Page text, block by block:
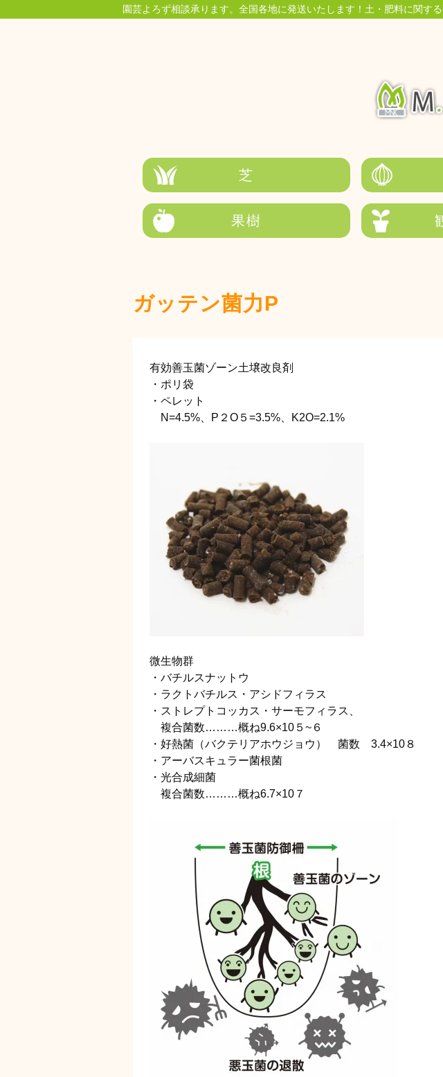
園芸よろず相談承ります。全国各地に発送いたします！土・肥料に関す
芝
果樹
ガッテン菌力P
有効善玉菌ゾーン土壌改良剤
・ポリ袋
・ペレット
N=4.5%、P２O５=3.5%、K2O=2.1%
微生物群
・バチルスナットウ
・ラクトバチルス・アシドフィラス
・ストレプトコッカス・サーモフィラス、
複合菌数………概ね9.6×10５~６
・好熱菌（バクテリアホウジョウ） 菌数 3.4×10８
・アーバスキュラー菌根菌
・光合成細菌
複合菌数………概ね6.7×10７